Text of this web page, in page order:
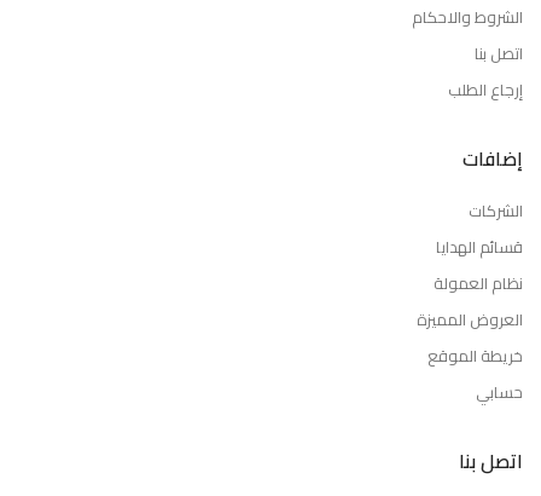
الشروط والاحكام
اتصل بنا
إرجاع الطلب
إضافات
الشركات
قسائم الهدايا
نظام العمولة
العروض المميزة
خريطة الموقع
حسابي
اتصل بنا